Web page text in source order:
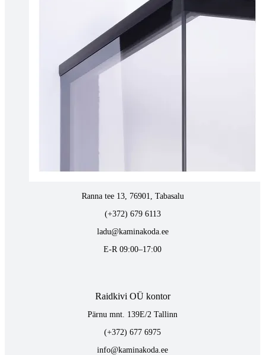
E-R 10:00-18:30
Tartus kivi töötlemine
Ranna tee 13, 76901, Tabasalu
(+372) 679 6113
ladu@kaminakoda.ee
E-R 09:00–17:00
Raidkivi OÜ kontor
Pärnu mnt. 139E/2 Tallinn
(+372) 677 6975
info@kaminakoda.ee